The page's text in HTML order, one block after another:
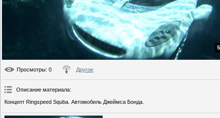
Просмотры: 0 Другое
Описание материала:
Концепт Ringspeed Squba. Автомобиль Джеймса Бонда.